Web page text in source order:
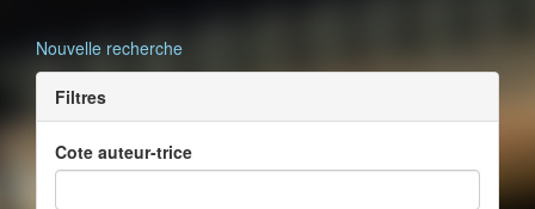
Nouvelle recherche
Filtres
Cote auteur-trice